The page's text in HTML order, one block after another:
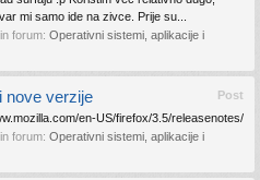
mi samo ide na zivce. Prije su...
in forum: Operativni sistemi, aplikacije i
Post
nove verzije
en-US/firefox/3.5/releasenotes/
in forum: Operativni sistemi, aplikacije i